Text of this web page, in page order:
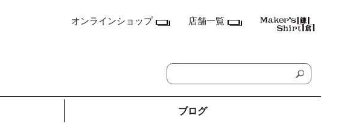
オンラインショップ 店舗一覧
ブログ